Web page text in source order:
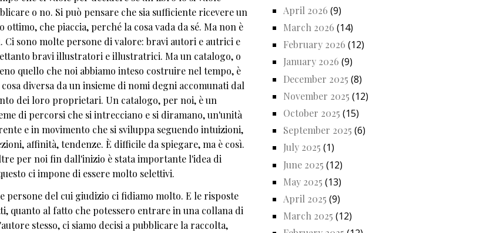
o no. Si può pensare che sia sufficiente ricevere un
ottimo, che piaccia, perché la cosa vada da sé. Ma non è
Ci sono molte persone di valore: bravi autori e autrici e
bravi illustratori e illustratrici. Ma un catalogo, o
quello che noi abbiamo inteso costruire nel tempo, è
diversa da un insieme di nomi degni accomunati dal
dei loro proprietari. Un catalogo, per noi, è un
di percorsi che si intrecciano e si diramano, un'unità
e in movimento che si sviluppa seguendo intuizioni,
affinità, tendenze. È difficile da spiegare, ma è così.
per noi fin dall'inizio è stata importante l'idea di
ci impone di essere molto selettivi.
persone del cui giudizio ci fidiamo molto. E le risposte
quanto al fatto che potessero entrare in una collana di
stesso, ci siamo decisi a pubblicare la raccolta,
April 2026 (9)
March 2026 (14)
February 2026 (12)
January 2026 (9)
December 2025 (8)
November 2025 (12)
October 2025 (15)
September 2025 (6)
July 2025 (1)
June 2025 (12)
May 2025 (13)
April 2025 (9)
March 2025 (12)